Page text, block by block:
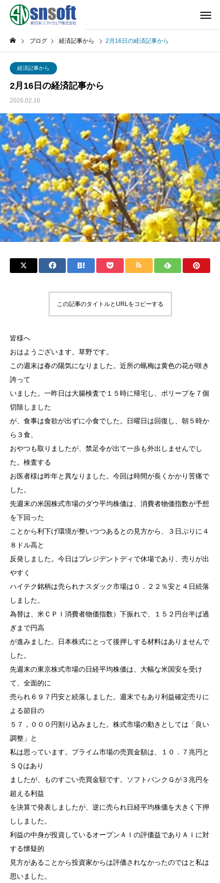
ブログ 経済記事から 2月16日の経済記事から
経済記事から
2月16日の経済記事から
2026.02.16
この記事のタイトルとURLをコピーする
皆様へ
おはようございます。草野です。
この週末は春の陽気になりました。近所の蝋梅は黄色の花が咲き
誇って
いました。一昨日は大腸検査で１５時に帰宅し、ポリープを７個
切除しました
が、食事は食欲が出ずに小食でした。日曜日は回復し、朝５時か
ら３食、
おやつも取りましたが、禁足令が出て一歩も外出しませんでし
た。検査する
お医者様は昨年と異なりました。今回は時間が長くかかり苦痛で
した。
先週末の米国株式市場のダウ平均株価は、消費者物価指数が予想
を下回った
ことから利下げ環境が整いつつあるとの見方から、３日ぶりに４
８ドル高と
反発しました。今日はプレジデントディで休場であり、売りが出
やすく
ハイテク銘柄は売られナスダック市場は０．２２％安と４日続落
しました。
為替は、米ＣＰＩ消費者物価指数）下振れで、１５２円台半ば過
ぎまで円高
が進みました。日本株式にとって後押しする材料はありませんで
した。
先週末の東京株式市場の日経平均株価は、大幅な米国安を受け
て、全面的に
売られ６９７円安と続落しました。週末でもあり利益確定売りに
よる節目の
５７，０００円割り込みました。株式市場の動きとしては「良い
調整」と
私は思っています。プライム市場の売買金額は、１０．７兆円と
ＳＱはあり
ましたが、ものすごい売買金額です。ソフトバンクＧが３兆円を
超える利益
を決算で発表しましたが、逆に売られ日経平均株価を大きく下押
ししました。
利益の中身が投資しているオープンＡＩの評価益でありＡＩに対
する懐疑的
見方があることから投資家からは評価されなかったのではと私は
思いました。